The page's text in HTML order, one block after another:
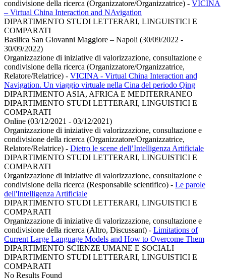
condivisione della ricerca (Organizzatore/Organizzatrice) - VICINA
– Virtual China Interaction and NAvigation
DIPARTIMENTO STUDI LETTERARI, LINGUISTICI E
COMPARATI
Basilica San Giovanni Maggiore – Napoli (30/09/2022 -
30/09/2022)
Organizzazione di iniziative di valorizzazione, consultazione e
condivisione della ricerca (Organizzatore/Organizzatrice,
Relatore/Relatrice) - VICINA - Virtual China Interaction and
Navigation. Un viaggio virtuale nella Cina del periodo Qing
DIPARTIMENTO ASIA, AFRICA E MEDITERRANEO
DIPARTIMENTO STUDI LETTERARI, LINGUISTICI E
COMPARATI
Online (03/12/2021 - 03/12/2021)
Organizzazione di iniziative di valorizzazione, consultazione e
condivisione della ricerca (Organizzatore/Organizzatrice,
Relatore/Relatrice) - Dietro le scene dell’Intelligenza Artificiale
DIPARTIMENTO STUDI LETTERARI, LINGUISTICI E
COMPARATI
Organizzazione di iniziative di valorizzazione, consultazione e
condivisione della ricerca (Responsabile scientifico) - Le parole
dell'Intelligenza Artificiale
DIPARTIMENTO STUDI LETTERARI, LINGUISTICI E
COMPARATI
Organizzazione di iniziative di valorizzazione, consultazione e
condivisione della ricerca (Altro, Discussant) - Limitations of
Current Large Language Models and How to Overcome Them
DIPARTIMENTO SCIENZE UMANE E SOCIALI
DIPARTIMENTO STUDI LETTERARI, LINGUISTICI E
COMPARATI
No Results Found